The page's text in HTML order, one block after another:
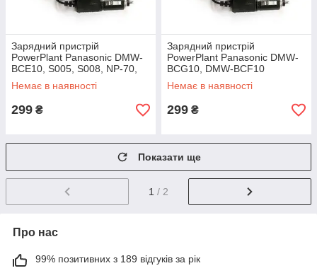
Зарядний пристрій
PowerPlant Panasonic DMW-
BCE10, S005, S008, NP-70,
DB-60, DB-70
Немає в наявності
299 ₴
Зарядний пристрій
PowerPlant Panasonic DMW-
BCG10, DMW-BCF10
Немає в наявності
299 ₴
Показати ще
1 / 2
Про нас
99% позитивних з 189 відгуків за рік